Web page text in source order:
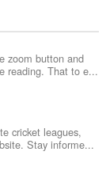
zoom button and
reading. That to e...
cricket leagues,
Stay informe...